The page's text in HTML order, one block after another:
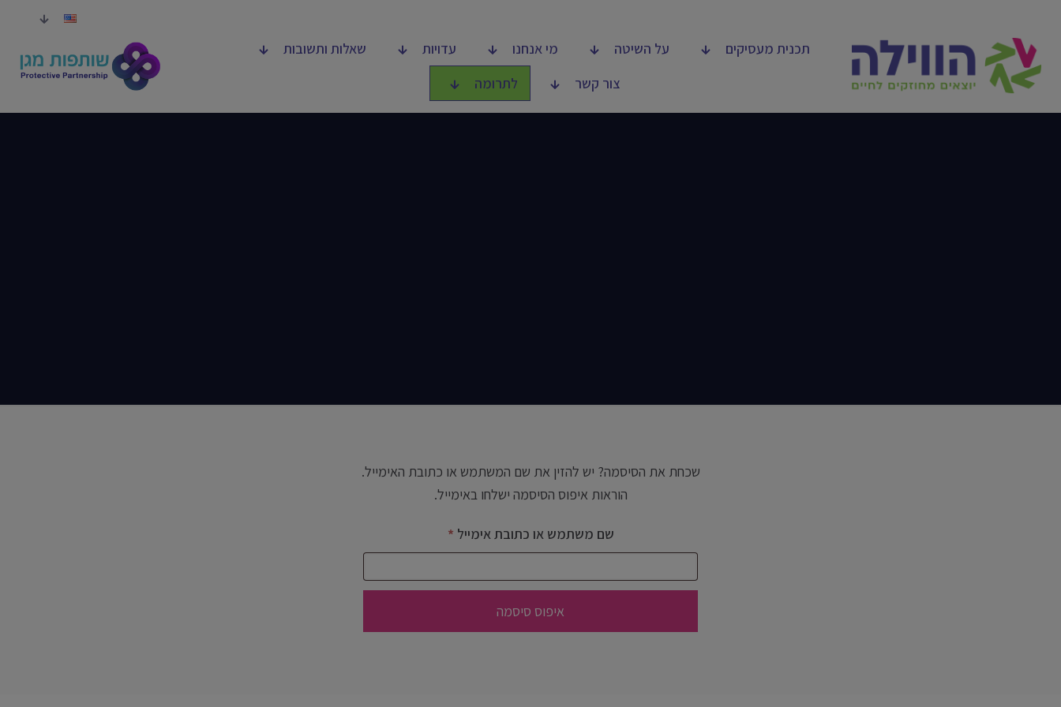
תכנית מעסיקים על השיטה מי אנחנו עדויות
שאלות ותשובות
צור קשר
לתרומה
שכחת את הסיסמה? יש להזין את שם המשתמש או כתובת האימייל.
הוראות איפוס הסיסמה ישלחו באימייל.
שם משתמש או כתובת אימייל *
איפוס סיסמה